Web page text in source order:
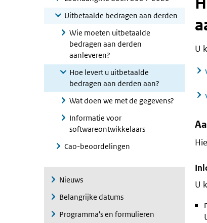
Uitbetaalde bedragen aan derden
Wie moeten uitbetaalde
bedragen aan derden
aanleveren?
Hoe levert u uitbetaalde
bedragen aan derden aan?
Wat doen we met de gegevens?
Informatie voor
softwareontwikkelaars
Cao-beoordelingen
Nieuws
Belangrijke datums
Programma's en formulieren
U
U